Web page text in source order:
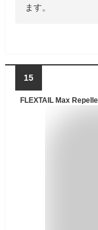
ます。
15